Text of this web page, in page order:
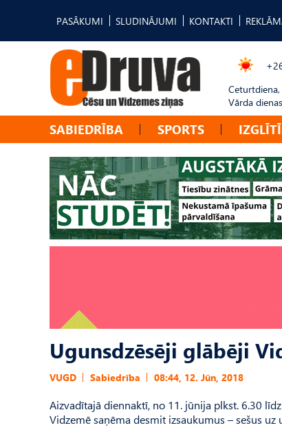
PASĀKUMI SLUDINĀJUMI KONTAKTI
Vārda
SABIEDRĪBA SPORTS
Ugunsdzēsēji glābēji
VUGD Sabiedrība 08:44, 12. Jūn, 2018
Aizvadītajā diennaktī, no 11. jūnija plkst. 6.30
Vidzemē saņēma desmit izsaukumus – sešus